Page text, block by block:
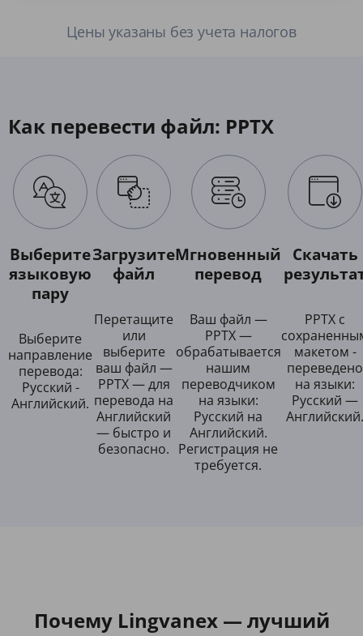
Цены указаны без учета налогов
Как перевести файл: PPTX
Выберите
языковую
пару
Выберите
направление
перевода:
Русский -
Английский.
Загрузите
файл
Перетащите
или
выберите
ваш файл —
PPTX — для
перевода на
Английский
— быстро и
безопасно.
Мгновенный
перевод
Ваш файл —
PPTX —
обрабатывается
нашим
переводчиком
на языки:
Русский на
Английский.
Регистрация не
требуется.
Скачать
PPTX с
макетом -
переведено
на языки:
Русский —
Английский.
Почему Lingvanex — лучший